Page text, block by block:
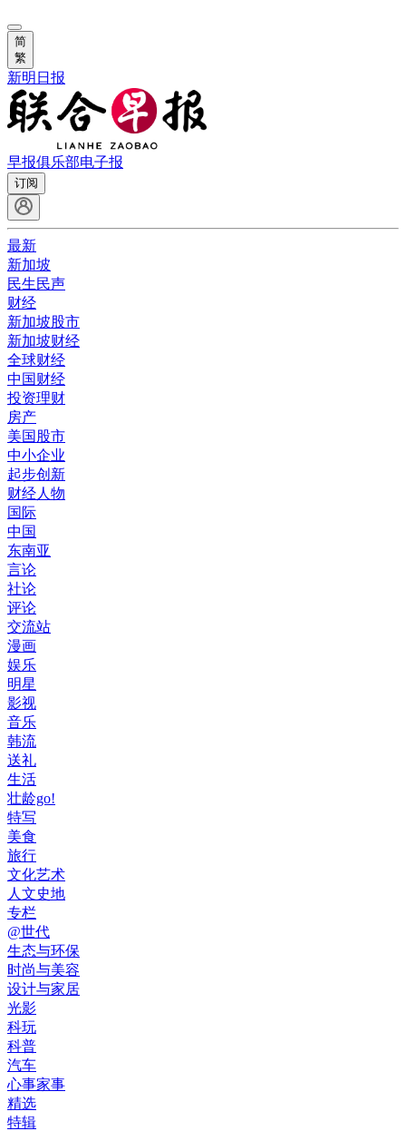
简
繁
新明日报
早报俱乐部电子报
订阅
最新
新加坡
民生民声
财经
新加坡股市
新加坡财经
全球财经
中国财经
投资理财
房产
美国股市
中小企业
起步创新
财经人物
国际
中国
东南亚
言论
社论
评论
交流站
漫画
娱乐
明星
影视
音乐
韩流
送礼
生活
壮龄go!
特写
美食
旅行
文化艺术
人文史地
专栏
@世代
生态与环保
时尚与美容
设计与家居
光影
科玩
科普
汽车
心事家事
精选
特辑